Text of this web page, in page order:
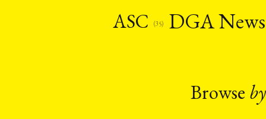
Stipendium (53)
ASC
(35) DGA News
Browse by